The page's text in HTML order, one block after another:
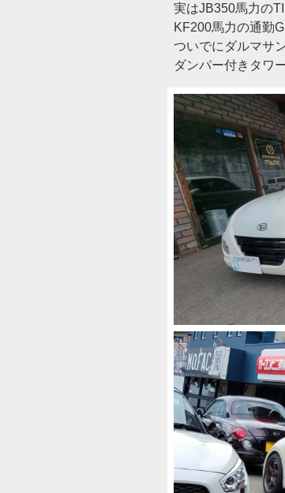
実はJB350馬力の
KF200馬力の通勤
ついでにダルマサ
ダンパー付きタワ